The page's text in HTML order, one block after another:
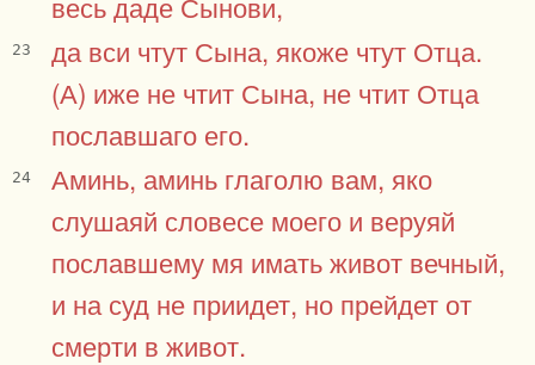
23
да вси чтут Сына, якоже чтут Отца.
(А) иже не чтит Сына, не чтит Отца
пославшаго его.
24
Аминь, аминь глаголю вам, яко
слушаяй словесе моего и веруяй
пославшему мя имать живот вечный,
и на суд не приидет, но прейдет от
смерти в живот.